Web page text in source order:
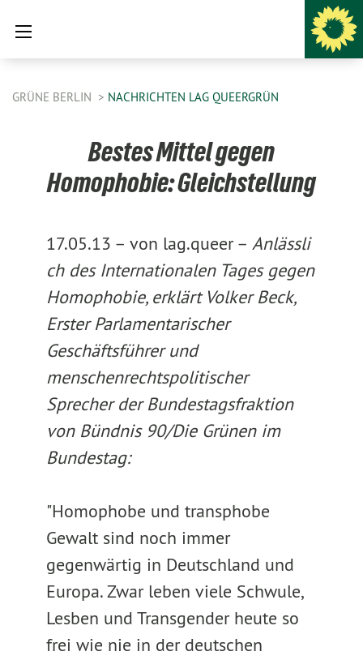
GRÜNE BERLIN NACHRICHTEN LAG QUEERGRÜN
Bestes Mittel gegen
Homophobie: Gleichstellung
17.05.13 – von lag.queer – Anlässli
ch des Internationalen Tages gegen
Homophobie, erklärt Volker Beck,
Erster Parlamentarischer
Geschäftsführer und
menschenrechtspolitischer
Sprecher der Bundestagsfraktion
von Bündnis 90/Die Grünen im
Bundestag:
"Homophobe und transphobe
Gewalt sind noch immer
gegenwärtig in Deutschland und
Europa. Zwar leben viele Schwule,
Lesben und Transgender heute so
frei wie nie in der deutschen